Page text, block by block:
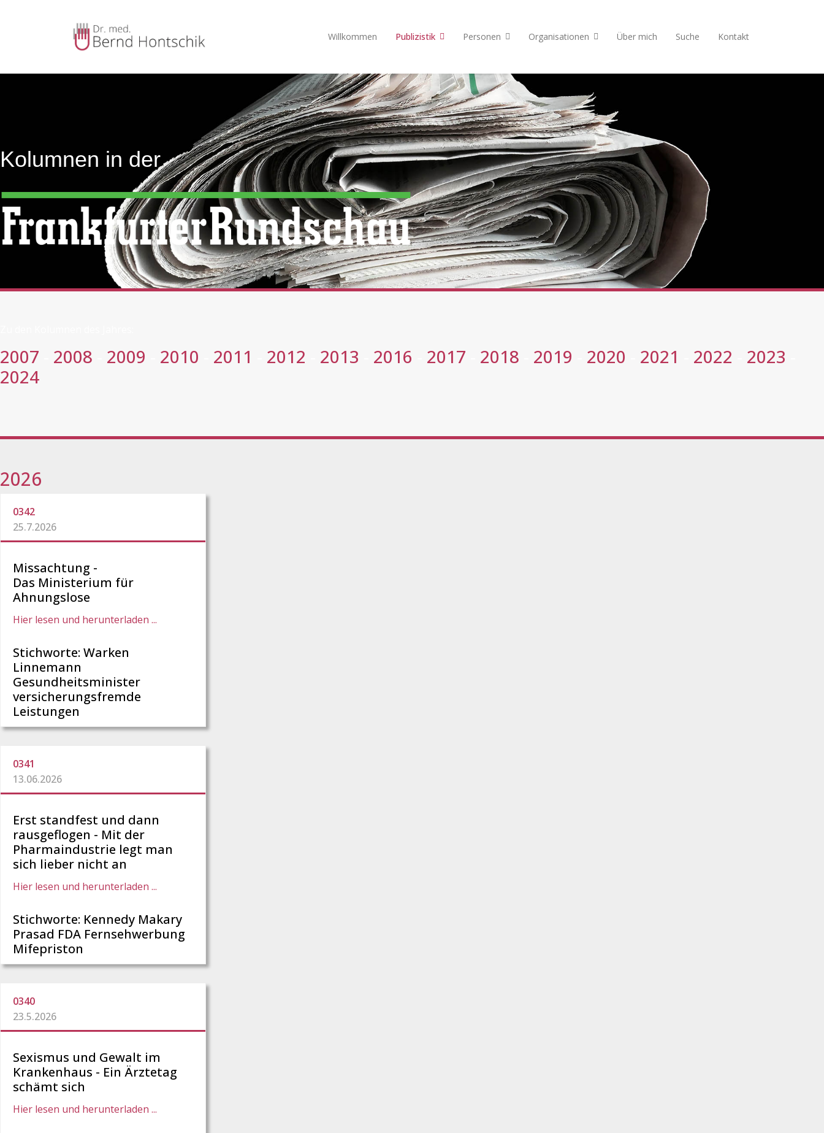
Willkommen Publizistik Personen Organisationen Über mich Suche Kontakt
Kolumnen in der
2007 2008 2009 2010 2011 2012 2013 2016 2017 2018 2019 2020 2021 2022 2023
2024
2026
0342
25.7.2026
Missachtung -
Das Ministerium für
Ahnungslose
Hier lesen und herunterladen ...
Stichworte: Warken
Linnemann
Gesundheitsminister
versicherungsfremde
Leistungen
0341
13.06.2026
Erst standfest und dann
rausgeflogen - Mit der
Pharmaindustrie legt man
sich lieber nicht an
Hier lesen und herunterladen ...
Stichworte: Kennedy Makary
Prasad FDA Fernsehwerbung
Mifepriston
0340
23.5.2026
Sexismus und Gewalt im
Krankenhaus - Ein Ärztetag
schämt sich
Hier lesen und herunterladen ...